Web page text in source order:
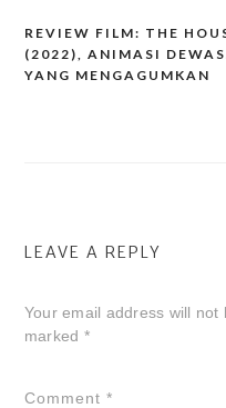
Post
navigation
REVIEW FILM: THE
(2022), ANIMASI
YANG MENGAGUMKAN
LEAVE A REPLY
Your email address will not
marked *
Comment *